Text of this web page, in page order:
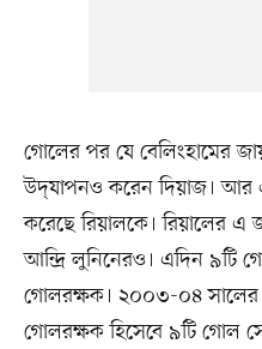
গোলের পর যে বেলিংহামের
উদ্‌যাপনও করেন দিয়াজ। আর
করেছে রিয়ালকে। রিয়ালের
আন্দ্রি লুনিনেরও। এদিন ৯টি
গোলরক্ষক। ২০০৩-০৪ সালের
গোলরক্ষক হিসেবে ৯টি গোল